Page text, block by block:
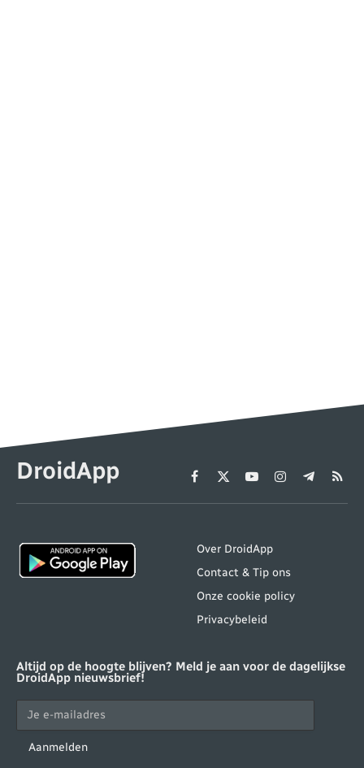
DroidApp Facebook
X
(Twitter)
YouTubeInstagram
Telegram
RSS
Over DroidApp
Contact & Tip ons
Onze cookie policy
Privacybeleid
Altijd op de hoogte blijven? Meld je aan voor de dagelijkse
DroidApp nieuwsbrief!
Aanmelden